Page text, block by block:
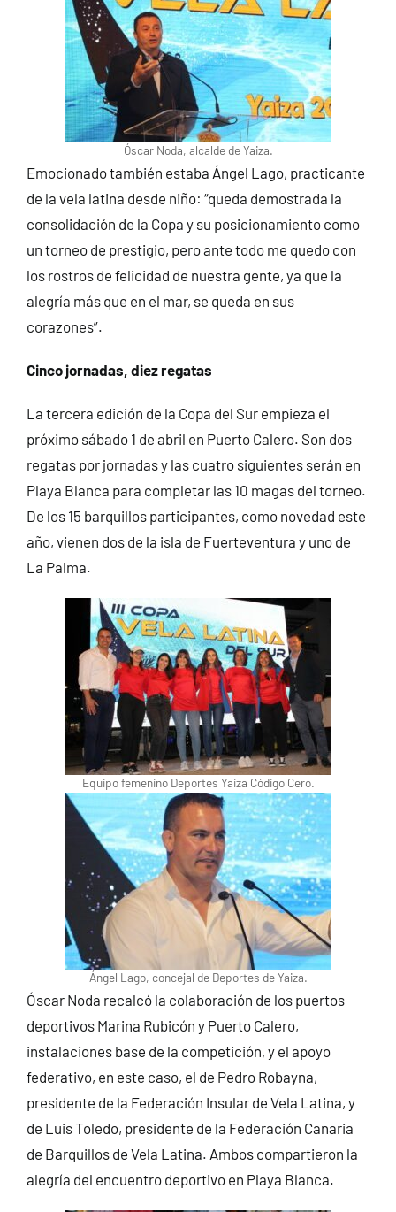
Óscar Noda, alcalde de Yaiza.
Emocionado también estaba Ángel Lago, practicante
de la vela latina desde niño: “queda demostrada la
consolidación de la Copa y su posicionamiento como
un torneo de prestigio, pero ante todo me quedo con
los rostros de felicidad de nuestra gente, ya que la
alegría más que en el mar, se queda en sus
corazones”.
Cinco jornadas, diez regatas
La tercera edición de la Copa del Sur empieza el
próximo sábado 1 de abril en Puerto Calero. Son dos
regatas por jornadas y las cuatro siguientes serán en
Playa Blanca para completar las 10 magas del torneo.
De los 15 barquillos participantes, como novedad este
año, vienen dos de la isla de Fuerteventura y uno de
La Palma.
Equipo femenino Deportes Yaiza Código Cero.
Ángel Lago, concejal de Deportes de Yaiza.
Óscar Noda recalcó la colaboración de los puertos
deportivos Marina Rubicón y Puerto Calero,
instalaciones base de la competición, y el apoyo
federativo, en este caso, el de Pedro Robayna,
presidente de la Federación Insular de Vela Latina, y
de Luis Toledo, presidente de la Federación Canaria
de Barquillos de Vela Latina. Ambos compartieron la
alegría del encuentro deportivo en Playa Blanca.